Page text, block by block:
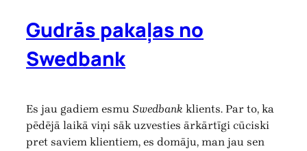
Gudrās pakaļas no
Swedbank
Es jau gadiem esmu Swedbank klients. Par to, ka
pēdējā laikā viņi sāk uzvesties ārkārtīgi cūciski
pret saviem klientiem, es domāju, man jau sen